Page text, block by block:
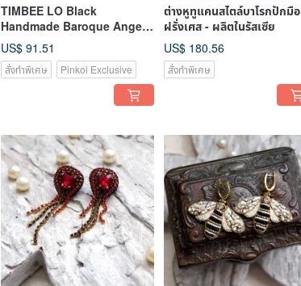
TIMBEE LO Black
Handmade Baroque Angel
Earrings
US$ 91.51
สั่งทำพิเศษ Pinkoi Exclusive
ต่างหูทูแคนสไตล์บาโรกปักมือ
ฝรั่งเศส - ผลิตในรัสเซีย
US$ 180.56
สั่งทำพิเศษ